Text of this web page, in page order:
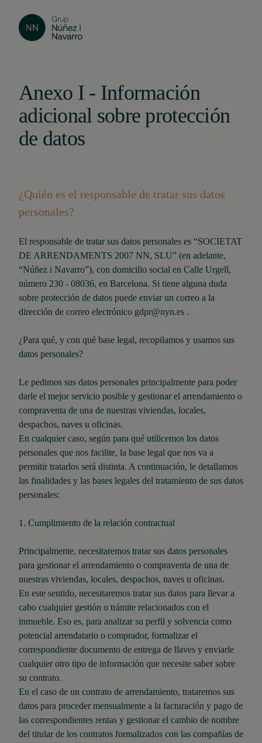
Anexo I - Información
adicional sobre protección
de datos
¿Quién es el responsable de tratar sus datos
personales?
El responsable de tratar sus datos personales es “SOCIETAT
DE ARRENDAMENTS 2007 NN, SLU” (en adelante,
“Núñez i Navarro”), con domicilio social en Calle Urgell,
número 230 - 08036, en Barcelona. Si tiene alguna duda
sobre protección de datos puede enviar un correo a la
dirección de correo electrónico gdpr@nyn.es .
¿Para qué, y con qué base legal, recopilamos y usamos sus
datos personales?
Le pedimos sus datos personales principalmente para poder
darle el mejor servicio posible y gestionar el arrendamiento o
compraventa de una de nuestras viviendas, locales,
despachos, naves u oficinas.
En cualquier caso, según para qué utilicemos los datos
personales que nos facilite, la base legal que nos va a
permitir tratarlos será distinta. A continuación, le detallamos
las finalidades y las bases legales del tratamiento de sus datos
personales:
1. Cumplimiento de la relación contractual
Principalmente, necesitaremos tratar sus datos personales
para gestionar el arrendamiento o compraventa de una de
nuestras viviendas, locales, despachos, naves u oficinas.
En este sentido, necesitaremos tratar sus datos para llevar a
cabo cualquier gestión o trámite relacionados con el
inmueble. Eso es, para analizar su perfil y solvencia como
potencial arrendatario o comprador, formalizar el
correspondiente documento de entrega de llaves y enviarle
cualquier otro tipo de información que necesite saber sobre
su contrato.
En el caso de un contrato de arrendamiento, trataremos sus
datos para proceder mensualmente a la facturación y pago de
las correspondientes rentas y gestionar el cambio de nombre
del titular de los contratos formalizados con las compañías de